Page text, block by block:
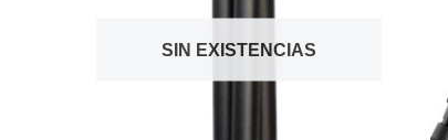
SIN EXISTENCIAS